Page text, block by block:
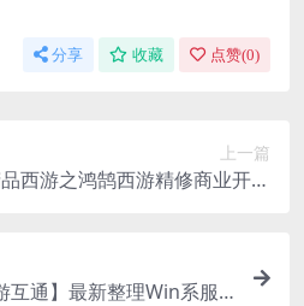
分享 收藏 点赞(0)
上一篇
西游之鸿鹄西游精修商业开服
互通】最新整理Win系服